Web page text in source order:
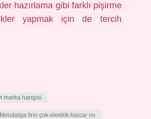
hazırlama gibi farklı pişirme
yapmak için de tercih
marka hangisi
fırın çok elektrik harcar mı